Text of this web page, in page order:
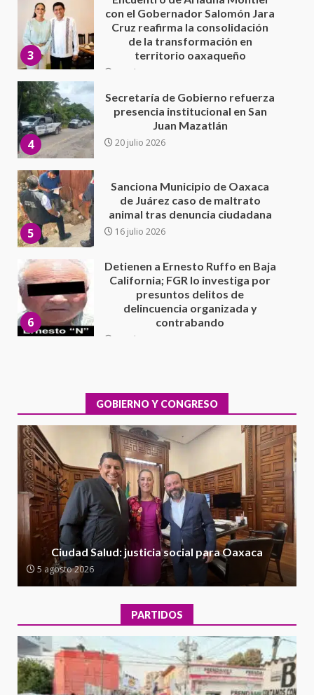
4
Secretaría de Gobierno refuerza
presencia institucional en San
Juan Mazatlán
20 julio 2026
5
Sanciona Municipio de Oaxaca
de Juárez caso de maltrato
animal tras denuncia ciudadana
16 julio 2026
6
California; FGR lo investiga por
presuntos delitos de
delincuencia organizada y
contrabando
7
Sin paso carretera Oaxaca-
Cuacnopalan
26 junio 2026
1
integral de las instalaciones de la
Escuela Secundaria General
Moisés Sáenz Garza
5 agosto 2026
2
Ciudad Salud: justicia social para
Oaxaca
5 agosto 2026
3
Encuentro de Ariadna Montiel
con el Gobernador Salomón Jara
Cruz reafirma la consolidación
de la transformación en
territorio oaxaqueño
30 julio 2026
4
presencia institucional en San
Juan Mazatlán
20 julio 2026
GOBIERNO Y CONGRESO
Ciudad Salud: justicia social para Oaxaca
5 agosto 2026
PARTIDOS